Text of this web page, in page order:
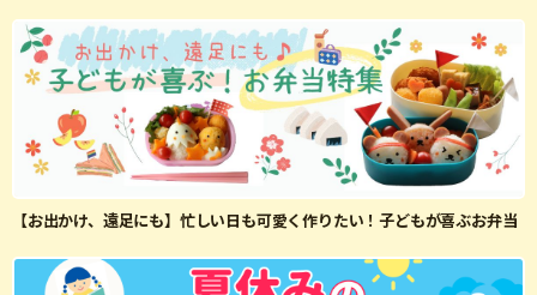
【お出かけ、遠足にも】忙しい日も可愛く作りたい！子どもが喜ぶお弁当